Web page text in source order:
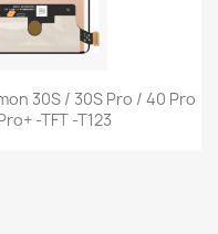
30S / 30S Pro / 40 Pro
-TFT -t123